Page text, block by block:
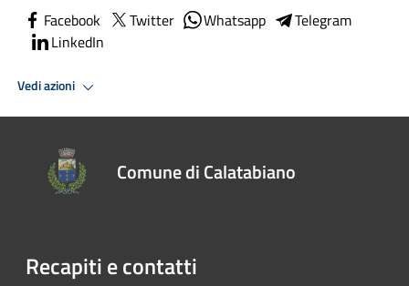
Facebook Twitter Whatsapp
Telegram
LinkedIn
Vedi azioni
Comune di Calatabiano
Recapiti e contatti